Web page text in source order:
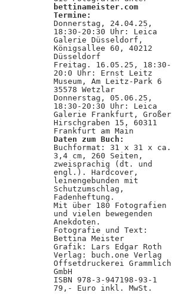
bettinameister.com
Termine:
Donnerstag, 24.04.25,
18:30-20:30 Uhr: Leica
Galerie Düsseldorf,
Königsallee 60, 40212
Düsseldorf
Freitag. 16.05.25, 18:30-
20:0 Uhr: Ernst Leitz
Museum,
Am Leitz-Park 6
35578 Wetzlar
Donnerstag, 05.06.25,
18:30-20:30 Uhr: Leica
Galerie Frankfurt, Großer
Hirschgraben 15, 60311
Frankfurt am Main
Daten zum Buch:
Buchformat: 31 x 31 x ca.
3,4 cm, 260 Seiten,
zweisprachig (dt. und
engl.). Hardcover,
leinengebunden mit
Schutzumschlag,
Fadenheftung.
Mit über 180 Fotografien
und vielen bewegenden
Anekdoten.
Fotografie und Text:
Bettina Meister
Grafik: Lars Edgar Roth
Verlag: buch.one Verlag
Offsetdruckerei Grammlich
GmbH
ISBN 978-3-947198-93-1
79,- Euro inkl. MwSt.